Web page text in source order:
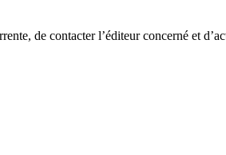
de contacter l’éditeur concerné et